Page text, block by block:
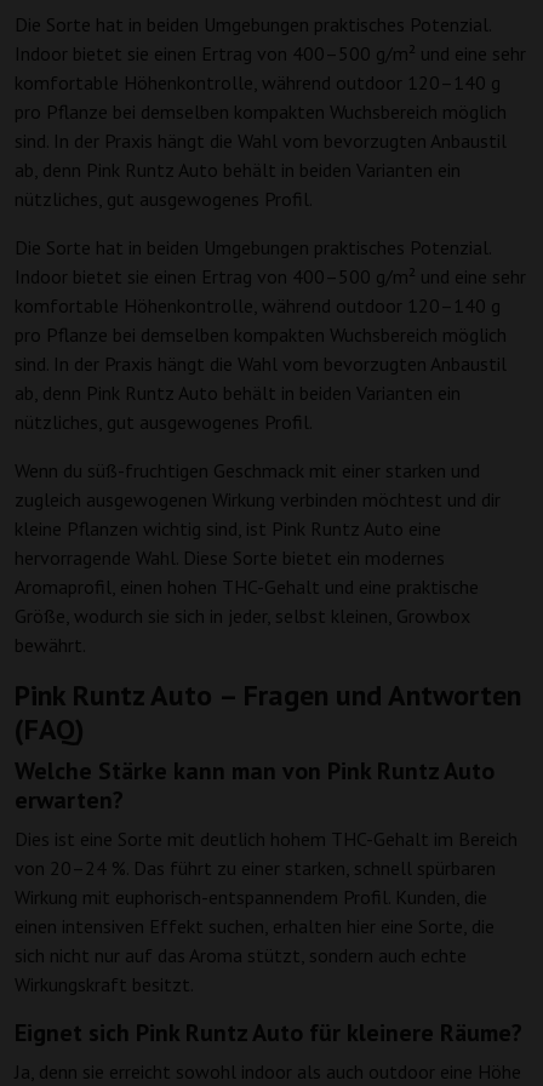
Die Sorte hat in beiden Umgebungen praktisches Potenzial.
Indoor bietet sie einen Ertrag von 400–500 g/m² und eine sehr
komfortable Höhenkontrolle, während outdoor 120–140 g
pro Pflanze bei demselben kompakten Wuchsbereich möglich
sind. In der Praxis hängt die Wahl vom bevorzugten Anbaustil
ab, denn Pink Runtz Auto behält in beiden Varianten ein
nützliches, gut ausgewogenes Profil.
Die Sorte hat in beiden Umgebungen praktisches Potenzial.
Indoor bietet sie einen Ertrag von 400–500 g/m² und eine sehr
komfortable Höhenkontrolle, während outdoor 120–140 g
pro Pflanze bei demselben kompakten Wuchsbereich möglich
sind. In der Praxis hängt die Wahl vom bevorzugten Anbaustil
ab, denn Pink Runtz Auto behält in beiden Varianten ein
nützliches, gut ausgewogenes Profil.
Wenn du süß-fruchtigen Geschmack mit einer starken und
zugleich ausgewogenen Wirkung verbinden möchtest und dir
kleine Pflanzen wichtig sind, ist Pink Runtz Auto eine
hervorragende Wahl. Diese Sorte bietet ein modernes
Aromaprofil, einen hohen THC-Gehalt und eine praktische
Größe, wodurch sie sich in jeder, selbst kleinen, Growbox
bewährt.
Pink Runtz Auto – Fragen und Antworten
(FAQ)
Welche Stärke kann man von Pink Runtz Auto
erwarten?
Dies ist eine Sorte mit deutlich hohem THC-Gehalt im Bereich
von 20–24 %. Das führt zu einer starken, schnell spürbaren
Wirkung mit euphorisch-entspannendem Profil. Kunden, die
einen intensiven Effekt suchen, erhalten hier eine Sorte, die
sich nicht nur auf das Aroma stützt, sondern auch echte
Wirkungskraft besitzt.
Eignet sich Pink Runtz Auto für kleinere Räume?
Ja, denn sie erreicht sowohl indoor als auch outdoor eine Höhe